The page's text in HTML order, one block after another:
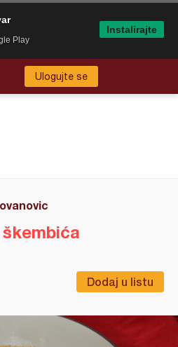
Ulogujte se
Dodaj u listu
Play
Instalirajte